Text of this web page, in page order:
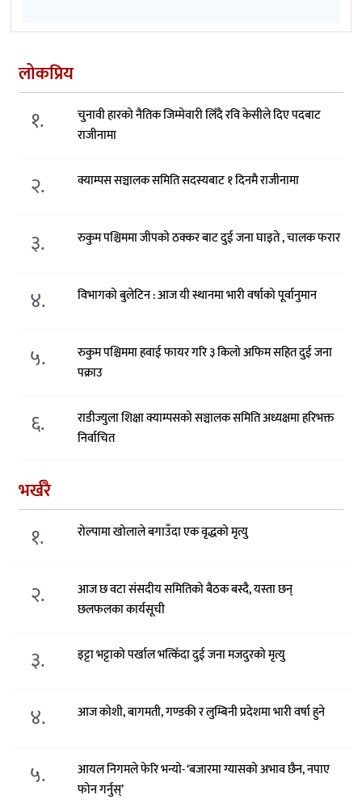
लोकप्रिय
१.
चुनावी हारको नैतिक जिम्मेवारी लिँदै रवि केसीले दिए पदबाट
राजीनामा
२. क्याम्पस सञ्चालक समिति सदस्यबाट १ दिनमै राजीनामा
३. रुकुम पश्चिममा जीपको ठक्कर बाट दुई जना घाइते , चालक फरार
४. विभागको बुलेटिन : आज यी स्थानमा भारी वर्षाको पूर्वानुमान
५.
रुकुम पश्चिममा हवाई फायर गरि ३ किलो अफिम सहित दुई जना
पक्राउ
६.
राडीज्युला शिक्षा क्याम्पसको सञ्चालक समिति अध्यक्षमा हरिभक्त
निर्वाचित
भर्खरै
१. रोल्पामा खोलाले बगाउँदा एक वृद्धको मृत्यु
२.
आज छ वटा संसदीय समितिको बैठक बस्दै, यस्ता छन्
छलफलका कार्यसूची
३. इट्टा भट्टाको पर्खाल भत्किँदा दुई जना मजदुरको मृत्यु
४. आज कोशी, बागमती, गण्डकी र लुम्बिनी प्रदेशमा भारी वर्षा हुने
५.
आयल निगमले फेरि भन्याे- ‘बजारमा ग्यासको अभाव छैन, नपाए
फोन गर्नुस्’